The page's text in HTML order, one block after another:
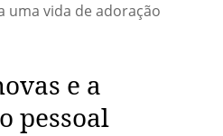
uma vida de adoração
e a
pessoal